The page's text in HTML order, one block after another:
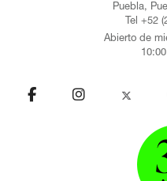
Puebla,
Tel +52
Abierto de